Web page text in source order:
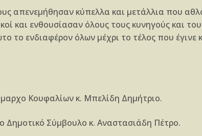
απενεμήθησαν κύπελλα και μετάλλια που
και ενθουσίασαν όλους τους κυνηγούς και
το ενδιαφέρον όλων μέχρι το τέλος που έγινε
Κουφαλίων κ. Μπελίδη Δημήτριο.
Σύμβουλο κ. Αναστασιάδη Πέτρο.